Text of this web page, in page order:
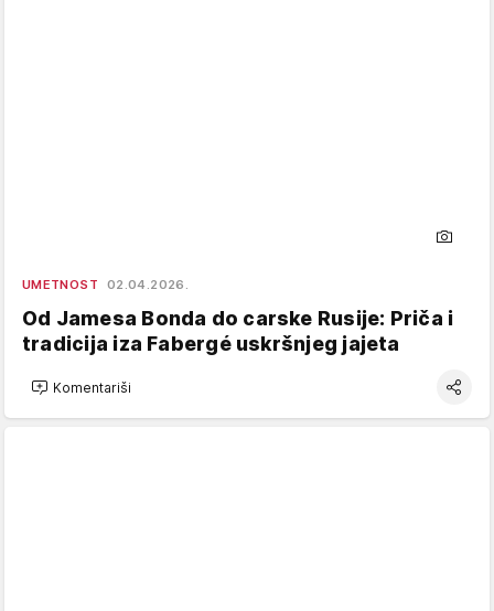
UMETNOST 02.04.2026.
Od Jamesa Bonda do carske Rusije: Priča i
tradicija iza Fabergé uskršnjeg jajeta
Komentariši